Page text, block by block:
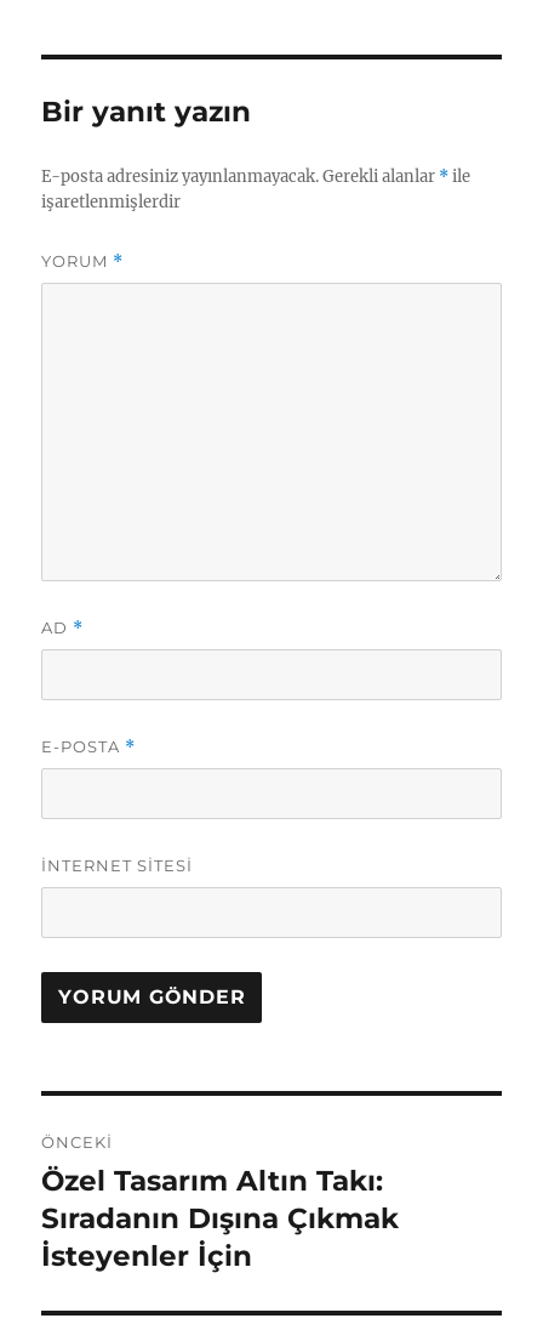
i
l
Bir yanıt yazın
E-posta adresiniz yayınlanmayacak. Gerekli alanlar *ile
işaretlenmişlerdir
YORUM *
AD *
E-POSTA *
İNTERNET SITESI
a
z
ı
ÖNCEKI
Ö
n
c
k
Özel Tasarım Altın Takı:
Sıradanın Dışına Çıkmak
İsteyenler İçin